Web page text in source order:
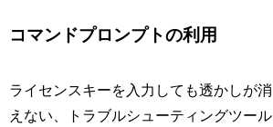
コマンドプロンプトの利用
ライセンスキーを入力しても透かしが消
えない、トラブルシューティングツール